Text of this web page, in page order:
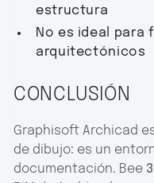
estructura
No es ideal para
arquitectónicos
CONCLUSIÓN
Graphisoft Archicad
de dibujo: es un
documentación. Bee